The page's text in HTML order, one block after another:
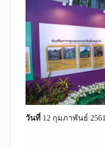
วันที่12 กุมภาพันธ์ 2561